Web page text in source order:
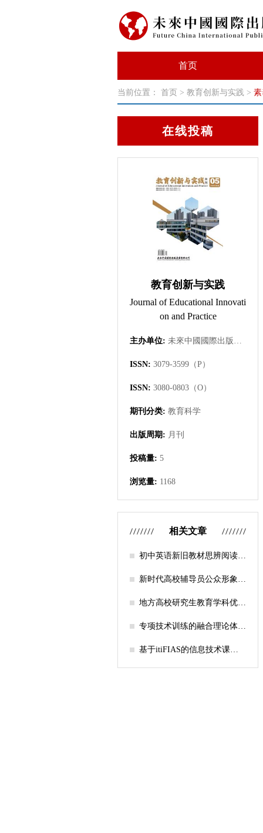
首页
当前位置： 首页 > 教育创新与实践 >
在线投稿
教育创新与实践
Journal of Educational Innovati
on and Practice
主办单位: 未來中國國際出版集團有限公司
ISSN: 3079-3599（P）
ISSN: 3080-0803（O）
期刊分类: 教育科学
出版周期: 月刊
投稿量: 5
浏览量: 1168
相关文章
初中英语新旧教材思辨阅读任
新时代高校辅导员公众形象塑
地方高校研究生教育学科优化
径探析
专项技术训练的融合理论体系
基于itiFIAS的信息技术课堂